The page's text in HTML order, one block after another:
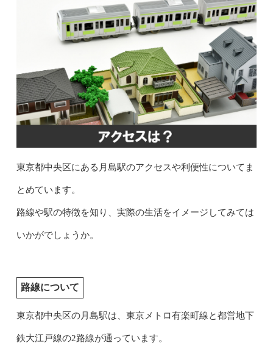
東京都中央区にある月島駅のアクセスや利便性についてま
とめています。
路線や駅の特徴を知り、実際の生活をイメージしてみては
いかがでしょうか。
路線について
東京都中央区の月島駅は、東京メトロ有楽町線と都営地下
鉄大江戸線の2路線が通っています。